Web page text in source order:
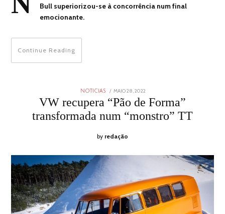
Bull superiorizou-se à concorrência num final
emocionante.
Continue Reading
NOTICIAS
POSTED
ON
MAIO 28, 2022
28,
2022
VW recupera “Pão de Forma”
transformada num “monstro” TT
by redação